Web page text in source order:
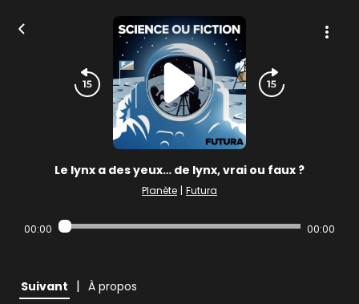
Le lynx a des yeux… de lynx, vrai ou faux ?
Planète | Futura
00:00 00:00
Suivant | À propos